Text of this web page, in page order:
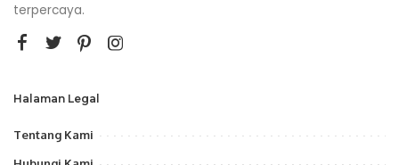
terpercaya.
Halaman Legal
Tentang Kami